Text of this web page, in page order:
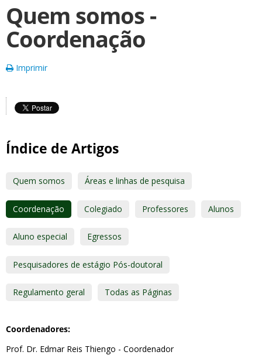
Quem somos -
Coordenação
Imprimir
Índice de Artigos
Quem somos Áreas e linhas de pesquisa
Coordenação Colegiado Professores Alunos
Aluno especial Egressos
Pesquisadores de estágio Pós-doutoral
Regulamento geral Todas as Páginas
Coordenadores:
Prof. Dr. Edmar Reis Thiengo - Coordenador